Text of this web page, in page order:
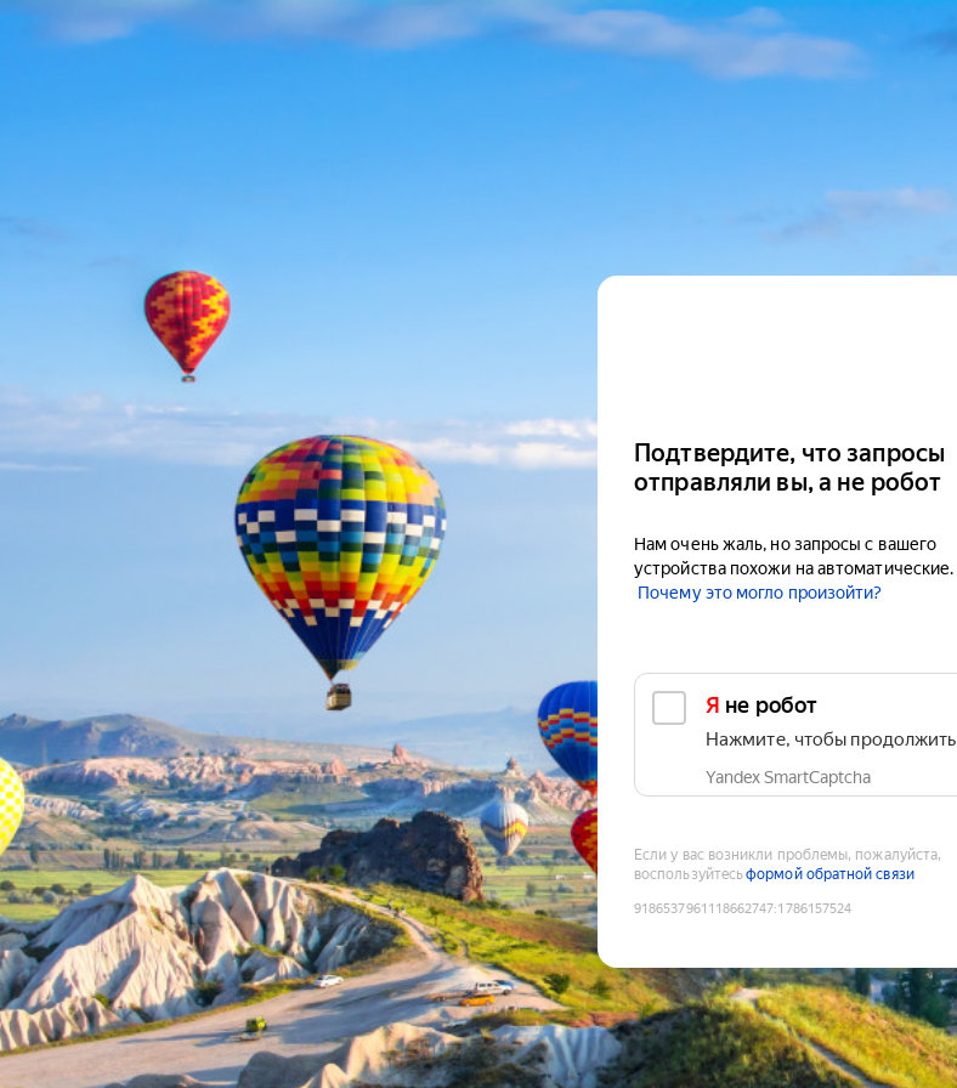
Подтвердите, что запросы
отправляли вы, а не робот
Нам очень жаль, но запросы с вашего
устройства похожи на автоматические.
Почему это могло произойти?
Я не робот
Нажмите, чтобы продолжить
Yandex SmartCaptcha
Если у вас возникли проблемы, пожалуйста,
воспользуйтесьформой обратной связи
9186537961118662747:1786157524